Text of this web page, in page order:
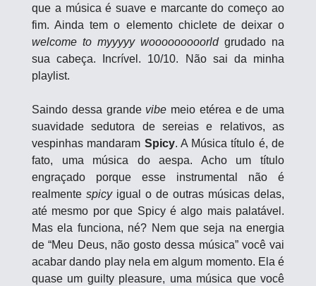
que a música é suave e marcante do começo ao
welcome to myyyyy wooooooooorld grudado na
sua cabeça. Incrível. 10/10. Não sai da minha
playlist.
Saindo dessa grande vibe meio etérea e de uma
suavidade sedutora de sereias e relativos, as
vespinhas mandaram Spicy. A Música título é, de
fato, uma música do aespa. Acho um título
engraçado porque esse instrumental não é
realmente spicy igual o de outras músicas delas,
até mesmo por que Spicy é algo mais palatável.
Mas ela funciona, né? Nem que seja na energia
de “Meu Deus, não gosto dessa música” você vai
acabar dando play nela em algum momento. Ela é
quase um guilty pleasure, uma música que você